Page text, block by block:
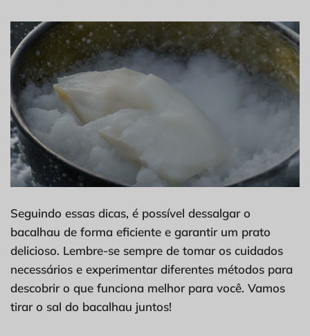
Seguindo essas dicas, é possível dessalgar o
bacalhau de forma eficiente e garantir um prato
delicioso. Lembre-se sempre de tomar os cuidados
necessários e experimentar diferentes métodos para
descobrir o que funciona melhor para você. Vamos
tirar o sal do bacalhau juntos!